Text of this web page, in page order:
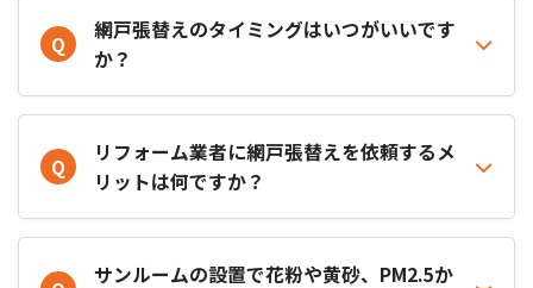
Q
網戸張替えのタイミングはいつがいいです
か？
Q
リフォーム業者に網戸張替えを依頼するメ
リットは何ですか？
サンルームの設置で花粉や黄砂、PM2.5か